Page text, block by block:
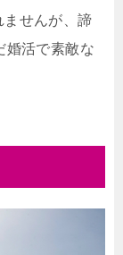
ませんが、諦
婚活で素敵な